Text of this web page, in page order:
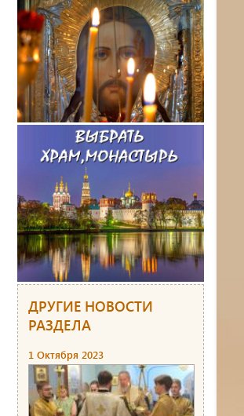
ДРУГИЕ НОВОСТИ
РАЗДЕЛА
1 Октября 2023